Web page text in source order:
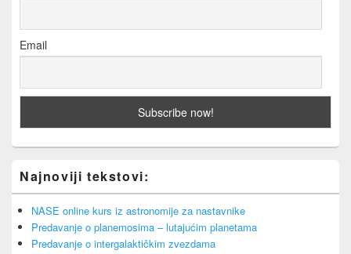
Email
Najnoviji tekstovi:
NASE online kurs iz astronomije za nastavnike
Predavanje o planemosima – lutajućim planetama
Predavanje o intergalaktičkim zvezdama